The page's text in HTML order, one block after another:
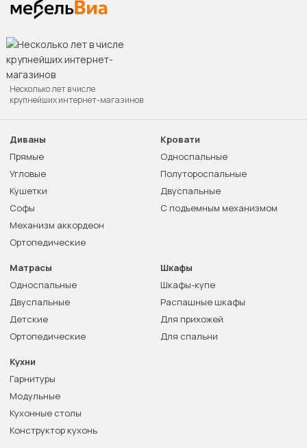
Несколько лет в числе
крупнейших интернет-магазинов
Диваны
Прямые
Угловые
Кушетки
Софы
Механизм аккордеон
Ортопедические
Кровати
Односпальные
Полутороспальные
Двуспальные
С подъемным механизмом
Матрасы
Односпальные
Двуспальные
Детские
Ортопедические
Шкафы
Шкафы-купе
Распашные шкафы
Для прихожей
Для спальни
Кухни
Гарнитуры
Модульные
Кухонные столы
Конструктор кухонь